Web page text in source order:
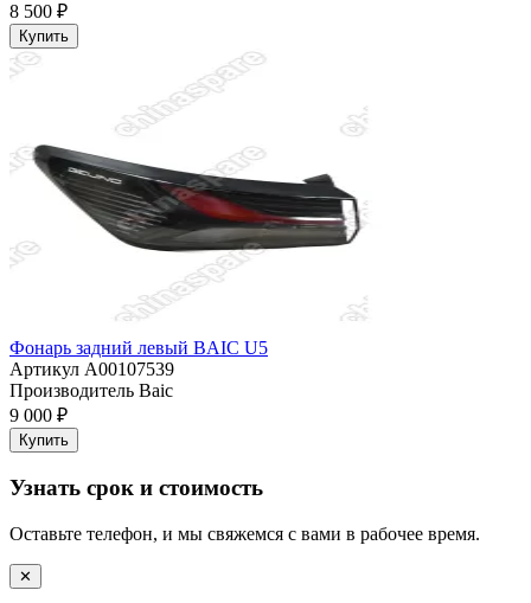
8 500 ₽
Купить
Фонарь задний левый BAIC U5
Артикул A00107539
Производитель Baic
9 000 ₽
Купить
Узнать срок и стоимость
Оставьте телефон, и мы свяжемся с вами в рабочее время.
✕